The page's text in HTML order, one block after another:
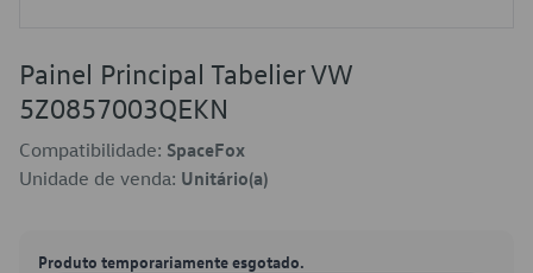
Painel Principal Tabelier VW
5Z0857003QEKN
Compatibilidade: SpaceFox
Unidade de venda: Unitário(a)
Produto temporariamente esgotado.